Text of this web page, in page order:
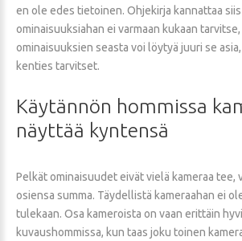
en ole edes tietoinen. Ohjekirja kannattaa siis
ominaisuuksiahan ei varmaan kukaan
ominaisuuksien seasta voi löytyä juuri se
kenties tarvitset.
Käytännön hommissa
näyttää kyntensä
Pelkät ominaisuudet eivät vielä kameraa tee,
osiensa summa. Täydellistä kameraahan ei
tulekaan. Osa kameroista on vaan erittäin
kuvaushommissa, kun taas joku toinen